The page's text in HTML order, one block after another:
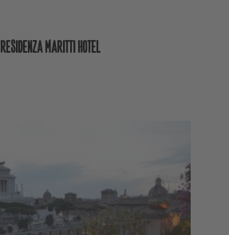
RESIDENZA MARITTI HOTEL